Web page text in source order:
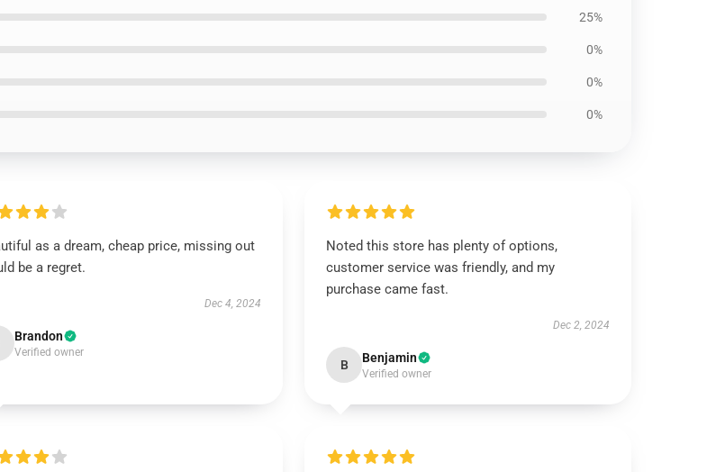
25%
0%
0%
0%
as a dream, cheap price, missing out
be a regret.
Dec 4, 2024
Brandon
Verified owner
Noted this store has plenty of options,
customer service was friendly, and my
purchase came fast.
Dec 2, 2024
B Benjamin
Verified owner